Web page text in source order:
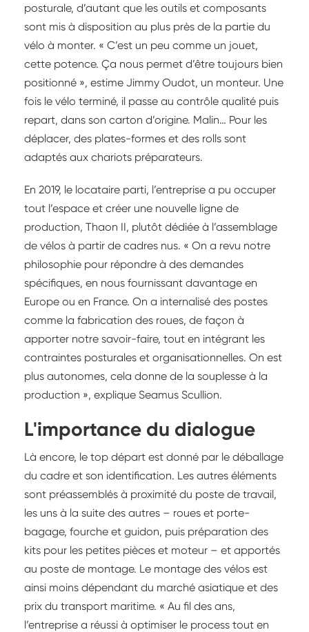
posturale, d’autant que les outils et composants
sont mis à disposition au plus près de la partie du
vélo à monter. « C’est un peu comme un jouet,
cette potence. Ça nous permet d’être toujours bien
positionné », estime Jimmy Oudot, un monteur. Une
fois le vélo terminé, il passe au contrôle qualité puis
repart, dans son carton d’origine. Malin… Pour les
déplacer, des plates-formes et des rolls sont
adaptés aux chariots préparateurs.
En 2019, le locataire parti, l’entreprise a pu occuper
tout l’espace et créer une nouvelle ligne de
production, Thaon II, plutôt dédiée à l’assemblage
de vélos à partir de cadres nus. « On a revu notre
philosophie pour répondre à des demandes
spécifiques, en nous fournissant davantage en
Europe ou en France. On a internalisé des postes
comme la fabrication des roues, de façon à
apporter notre savoir-faire, tout en intégrant les
contraintes posturales et organisationnelles. On est
plus autonomes, cela donne de la souplesse à la
production », explique Seamus Scullion.
L'importance du dialogue
Là encore, le top départ est donné par le déballage
du cadre et son identification. Les autres éléments
sont préassemblés à proximité du poste de travail,
les uns à la suite des autres – roues et porte-
bagage, fourche et guidon, puis préparation des
kits pour les petites pièces et moteur – et apportés
au poste de montage. Le montage des vélos est
ainsi moins dépendant du marché asiatique et des
prix du transport maritime. « Au fil des ans,
l’entreprise a réussi à optimiser le process tout en